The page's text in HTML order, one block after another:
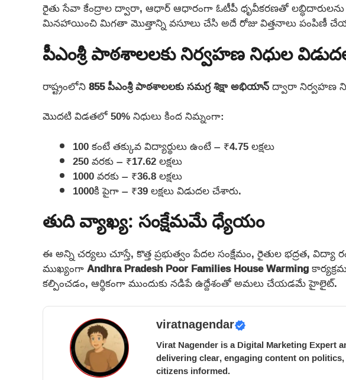
రైతు సేవా కేంద్రాల ద్వారా, ఆధార్ ఆధారంగా ఓటీపీ ధృవీకరణతో లబ్ధిదారులను
మినహాయించి మిగతా మొత్తాన్ని వసూలు చేసి అదే రోజు విత్తనాలు పంపిణీ
పీఎంశ్రీ పాఠశాలలకు నిర్వహణ నిధుల
రాష్ట్రంలోని855 పీఎంశ్రీపాఠశాలలకు సమగ్ర శిక్షా అభియాన్ద్వారా నిర్వహణ
మొదటి విడతలో 50% నిధులు కింద నిమ్నంగా:
100 కంటే తక్కువ విద్యార్థులు ఉంటే – ₹4.75 లక్షలు
250 వరకు – ₹17.62 లక్షలు
1000 వరకు – ₹36.8 లక్షలు
1000కి పైగా – ₹39 లక్షలు విడుదల చేశారు.
తుది వ్యాఖ్య: సంక్షేమమే ధ్యేయం
ఈ అన్ని చర్యలు చూస్తే, కొత్త ప్రభుత్వం పేదల సంక్షేమం, రైతుల భద్రత,
ముఖ్యంగాAndhra Pradesh Poor Families House Warming
కల్పించడం, ఆర్థికంగా ముందుకు నడిపే ఉద్దేశంతో అమలు చేయడమే హైలైట్.
viratnagendar
Virat Nagender is a Digital Marketing Expert
delivering clear, engaging content on
citizens informed.